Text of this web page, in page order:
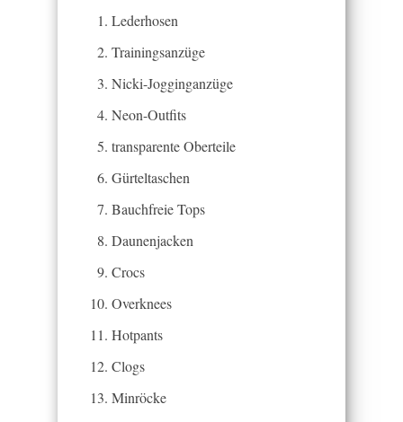
Lederhosen
Trainingsanzüge
Nicki-Jogginganzüge
Neon-Outfits
transparente Oberteile
Gürteltaschen
Bauchfreie Tops
Daunenjacken
Crocs
Overknees
Hotpants
Clogs
Minröcke